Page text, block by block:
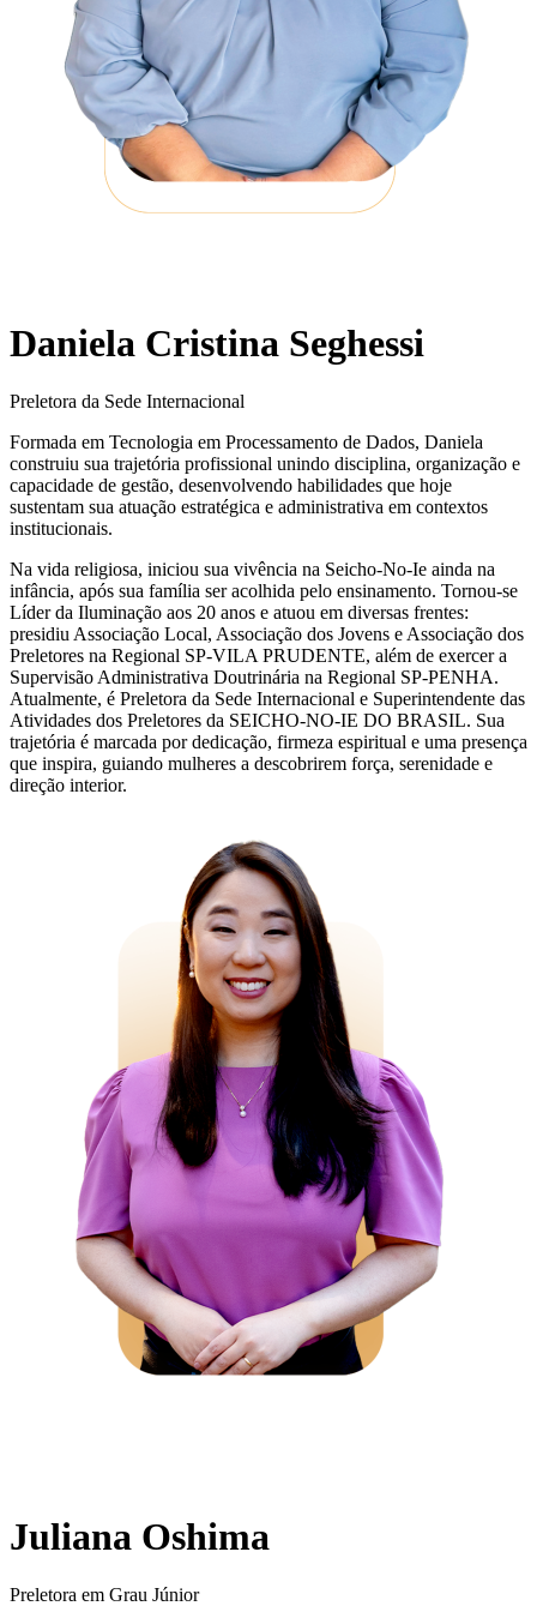
Daniela Cristina Seghessi
Preletora da Sede Internacional
Formada em Tecnologia em Processamento de Dados, Daniela
construiu sua trajetória profissional unindo disciplina, organização e
capacidade de gestão, desenvolvendo habilidades que hoje
sustentam sua atuação estratégica e administrativa em contextos
institucionais.
Na vida religiosa, iniciou sua vivência na Seicho-No-Ie ainda na
infância, após sua família ser acolhida pelo ensinamento. Tornou-se
Líder da Iluminação aos 20 anos e atuou em diversas frentes:
presidiu Associação Local, Associação dos Jovens e Associação dos
Preletores na Regional SP-VILA PRUDENTE, além de exercer a
Supervisão Administrativa Doutrinária na Regional SP-PENHA.
Atualmente, é Preletora da Sede Internacional e Superintendente das
Atividades dos Preletores da SEICHO-NO-IE DO BRASIL. Sua
trajetória é marcada por dedicação, firmeza espiritual e uma presença
que inspira, guiando mulheres a descobrirem força, serenidade e
direção interior.
Juliana Oshima
Preletora em Grau Júnior